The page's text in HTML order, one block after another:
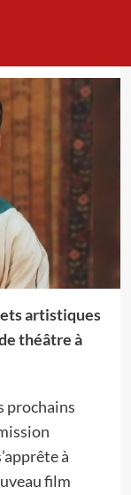
artistiques
théâtre à
prochains
à
film